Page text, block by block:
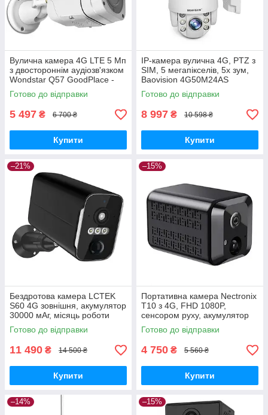
Вулична камера 4G LTE 5 Мп
з двостороннім аудіозв'язком
Wondstar Q57 GoodPlace -
worry-free-shopping-
Готово до відправки
5 497 ₴ 6 700 ₴
Купити
IP-камера вулична 4G, PTZ з
SIM, 5 мегапікселів, 5x зум,
Baovision 4G50M24AS
GoodPlace -worry-free-
shopping-
Готово до відправки
8 997 ₴ 10 598 ₴
Купити
–21%
Бездротова камера LCTEK
S60 4G зовнішня, акумулятор
30000 мАг, місяць роботи
GoodPlace -worry-free-
shopping-
Готово до відправки
11 490 ₴ 14 500 ₴
Купити
–15%
Портативна камера Nectronix
T10 з 4G, FHD 1080P,
сенсором руху, акумулятор
1800мАч GoodPlace -worry-
free-shopping-
Готово до відправки
4 750 ₴ 5 560 ₴
Купити
–14% –15%